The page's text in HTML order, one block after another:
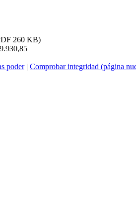
260 KB)
poder| Comprobar integridad (página